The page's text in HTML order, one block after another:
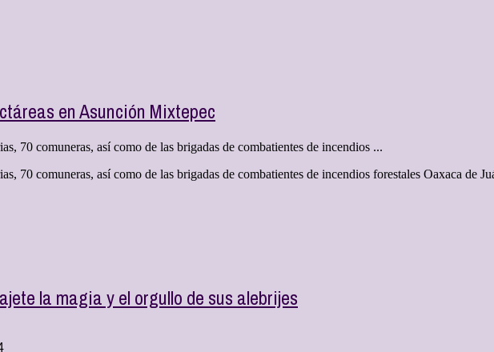
en Asunción Mixtepec
70 comuneras, así como de las brigadas de combatientes de incendios ...
70 comuneras, así como de las brigadas de combatientes de incendios forestales Oaxaca de
la magia y el orgullo de sus alebrijes